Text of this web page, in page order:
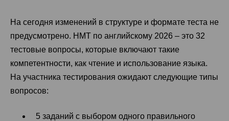
На сегодня изменений в структуре и формате теста не
предусмотрено. НМТ по английскому 2026 – это 32
тестовые вопросы, которые включают такие
компетентности, как чтение и использование языка.
На участника тестирования ожидают следующие типы
вопросов:
5 заданий с выбором одного правильного